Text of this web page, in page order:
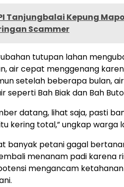
Tanjungbalai Kepung
Scammer
tutupan lahan
air cepat menggenang
setelah beberapa bulan,
seperti Bah Biak dan Bah
datang, lihat saja, pasti
kering total,” ungkap warga
banyak petani gagal
menanam padi karena
mengancam